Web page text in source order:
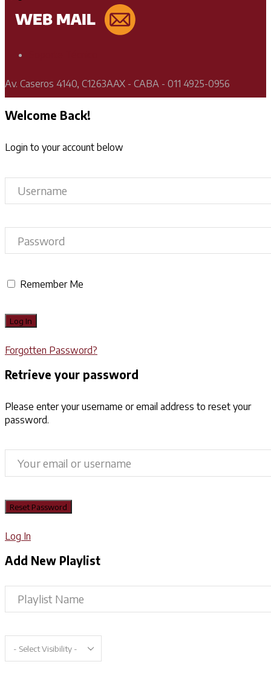
Av. Caseros 4140, C1263AAX - CABA - 011 4925-0956
Welcome Back!
Login to your account below
Remember Me
Forgotten Password?
Retrieve your password
Please enter your username or email address to reset your
password.
Log In
Add New Playlist